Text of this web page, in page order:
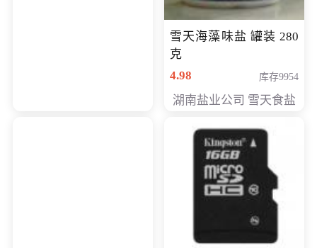
雪天海藻味盐 罐装 280
克
4.98
库存9954
湖南盐业公司 雪天食盐